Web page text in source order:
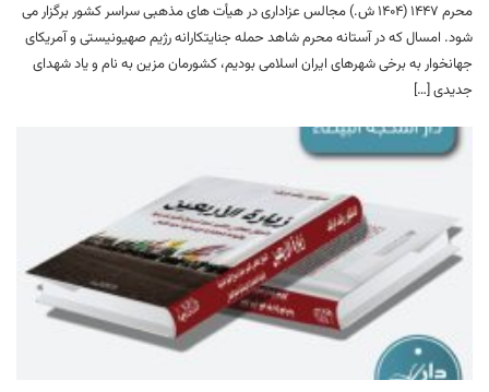
محرم ۱۴۴۷ (۱۴۰۴ ش.) مجالس عزاداری در هیأت های مذهبی سراسر کشور برگزار می
شود. امسال که در آستانه محرم شاهد حمله جنایتکارانه رژیم صهیونیستی و آمریکای
جهانخوار به برخی شهرهای ایران اسلامی بودیم، کشورمان مزین به نام و یاد شهدای
جدیدی […]